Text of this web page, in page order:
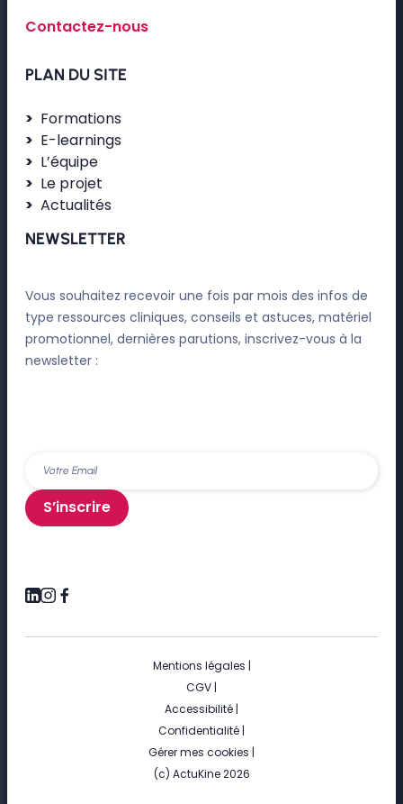
Contactez-nous
PLAN DU SITE
Formations
E-learnings
L’équipe
Le projet
Actualités
NEWSLETTER
Vous souhaitez recevoir une fois par mois des infos de
type ressources cliniques, conseils et astuces, matériel
promotionnel, dernières parutions, inscrivez-vous à la
newsletter :
S’inscrire
Mentions légales |
CGV |
Accessibilité |
Confidentialité |
Gérer mes cookies |
(c) ActuKine 2026